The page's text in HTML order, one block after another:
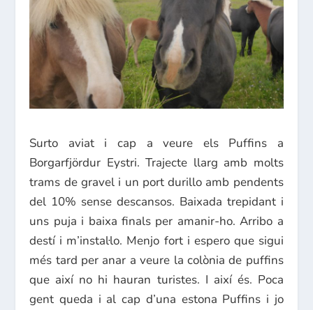
Surto aviat i cap a veure els Puffins a
Borgarfjördur Eystri. Trajecte llarg amb molts
trams de gravel i un port durillo amb pendents
del 10% sense descansos. Baixada trepidant i
uns puja i baixa finals per amanir-ho. Arribo a
destí i m’instal·lo. Menjo fort i espero que sigui
més tard per anar a veure la colònia de puffins
que així no hi hauran turistes. I així és. Poca
gent queda i al cap d’una estona Puffins i jo